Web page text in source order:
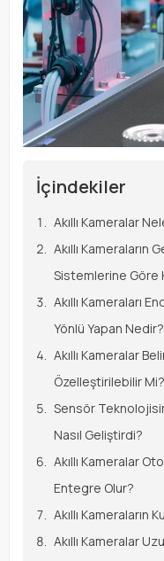
İçindekiler
Akıllı Kameralar
Akıllı Kameraların
Sistemlerine Göre
Akıllı Kameraları
Yönlü Yapan Nedir?
Akıllı Kameralar
Özelleştirilebilir Mi?
Sensör
Nasıl Geliştirdi?
Akıllı Kameralar
Entegre Olur?
Akıllı Kameraların
Akıllı Kameralar